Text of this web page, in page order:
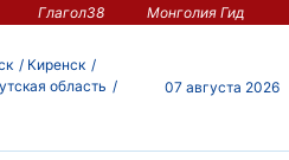
Глагол38 Монголия Гид
Киренск
область
07 августа 2026